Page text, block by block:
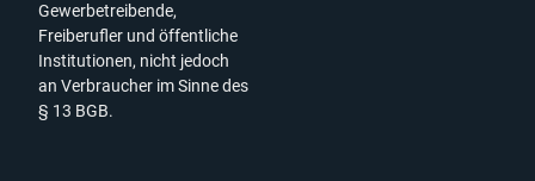
Gewerbetreibende,
Freiberufler und öffentliche
Institutionen, nicht jedoch
an Verbraucher im Sinne des
§ 13 BGB.